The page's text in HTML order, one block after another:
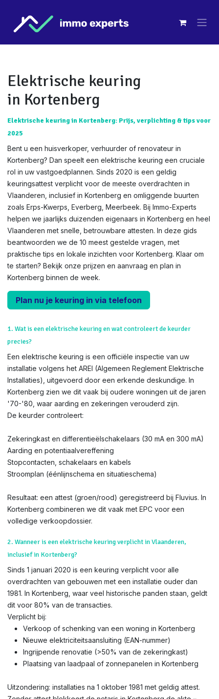
Elektrische keuring
in Kortenberg
Elektrische keuring in Kortenberg: Prijs, verplichting & tips voor
2025
Bent u een huisverkoper, verhuurder of renovateur in
Kortenberg? Dan speelt een elektrische keuring een cruciale
rol in uw vastgoedplannen. Sinds 2020 is een geldig
keuringsattest verplicht voor de meeste overdrachten in
Vlaanderen, inclusief in Kortenberg en omliggende buurten
zoals Erps-Kwerps, Everberg, Meerbeek. Bij Immo-Experts
helpen we jaarlijks duizenden eigenaars in Kortenberg en heel
Vlaanderen met snelle, betrouwbare attesten. In deze gids
beantwoorden we de 10 meest gestelde vragen, met
praktische tips en lokale inzichten voor Kortenberg. Klaar om
te starten? Bekijk onze prijzen en aanvraag en plan in
Kortenberg binnen de week.
Plan nu je keuring in via telefoon
1. Wat is een elektrische keuring en wat controleert de keurder
precies?
Een elektrische keuring is een officiële inspectie van uw
installatie volgens het AREI (Algemeen Reglement Elektrische
Installaties), uitgevoerd door een erkende deskundige. In
Kortenberg zien we dit vaak bij oudere woningen uit de jaren
'70-'80, waar aarding en zekeringen verouderd zijn.
De keurder controleert:
Zekeringkast en differentieëlschakelaars (30 mA en 300 mA)
Aarding en potentiaalvereffening
Stopcontacten, schakelaars en kabels
Stroomplan (éénlijnschema en situatieschema)
Resultaat: een attest (groen/rood) geregistreerd bij Fluvius. In
Kortenberg combineren we dit vaak met EPC voor een
volledige verkoopdossier.
2. Wanneer is een elektrische keuring verplicht in Vlaanderen,
inclusief in Kortenberg?
Sinds 1 januari 2020 is een keuring verplicht voor alle
overdrachten van gebouwen met een installatie ouder dan
1981. In Kortenberg, waar veel historische panden staan, geldt
dit voor 80% van de transacties.
Verplicht bij:
Verkoop of schenking van een woning in Kortenberg
Nieuwe elektriciteitsaansluiting (EAN-nummer)
Ingrijpende renovatie (>50% van de zekeringkast)
Plaatsing van laadpaal of zonnepanelen in Kortenberg
Uitzondering: installaties na 1 oktober 1981 met geldig attest.